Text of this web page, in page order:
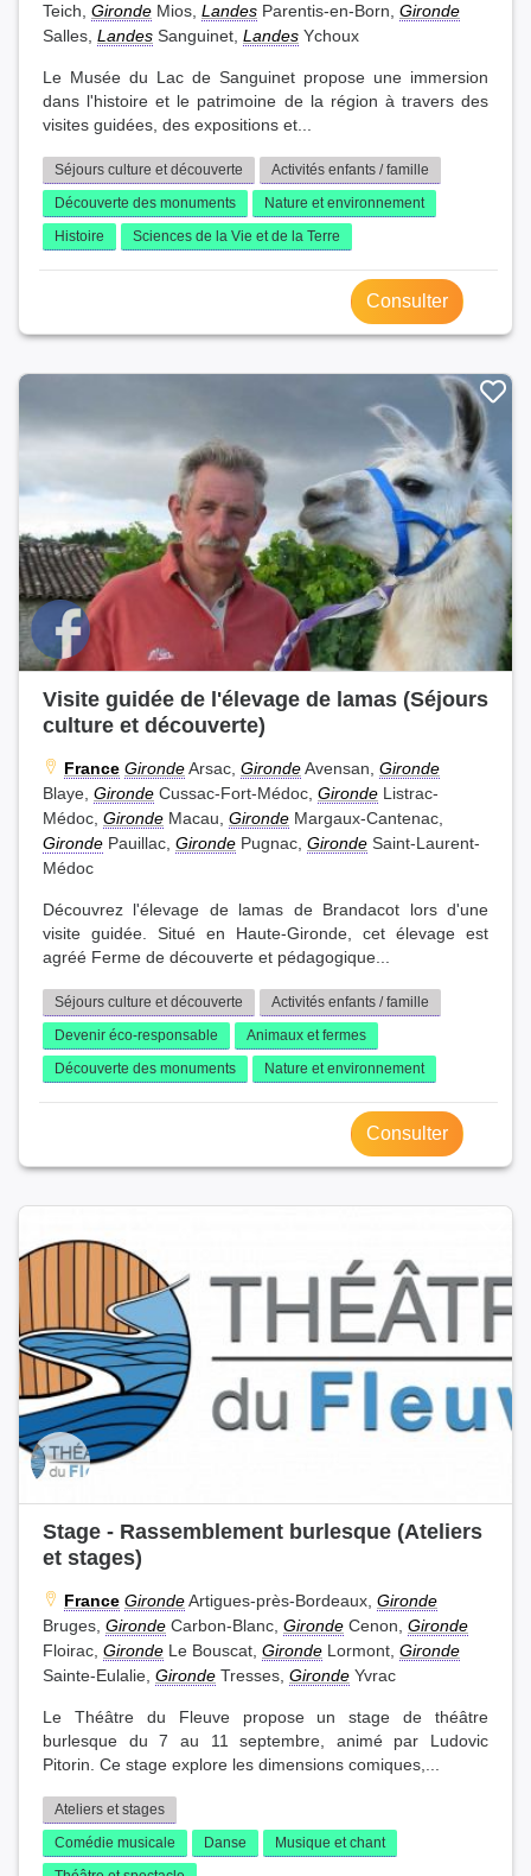
Teich, Gironde Mios, Landes Parentis-en-Born, Gironde
Salles, Landes Sanguinet, Landes Ychoux
Le Musée du Lac de Sanguinet propose une immersion
dans l'histoire et le patrimoine de la région à travers des
visites guidées, des expositions et...
Séjours culture et découverte
Activités enfants / famille
Découverte des monuments
Nature et environnement
Histoire
Sciences de la Vie et de la Terre
Consulter
Visite guidée de l'élevage de lamas (Séjours
culture et découverte)
France GirondeArsac, GirondeAvensan, Gironde
Blaye, Gironde Cussac-Fort-Médoc, Gironde Listrac-
Médoc, Gironde Macau, Gironde Margaux-Cantenac,
Gironde Pauillac, Gironde Pugnac, Gironde Saint-Laurent-
Médoc
Découvrez l'élevage de lamas de Brandacot lors d'une
visite guidée. Situé en Haute-Gironde, cet élevage est
agréé Ferme de découverte et pédagogique...
Séjours culture et découverte
Activités enfants / famille
Devenir éco-responsable
Animaux et fermes
Découverte des monuments
Nature et environnement
Consulter
Stage - Rassemblement burlesque (Ateliers
et stages)
France GirondeArtigues-près-Bordeaux, Gironde
Bruges, Gironde Carbon-Blanc, Gironde Cenon, Gironde
Floirac, Gironde Le Bouscat, Gironde Lormont, Gironde
Sainte-Eulalie, Gironde Tresses, Gironde Yvrac
Le Théâtre du Fleuve propose un stage de théâtre
burlesque du 7 au 11 septembre, animé par Ludovic
Pitorin. Ce stage explore les dimensions comiques,...
Ateliers et stages
Comédie musicale
Danse
Musique et chant